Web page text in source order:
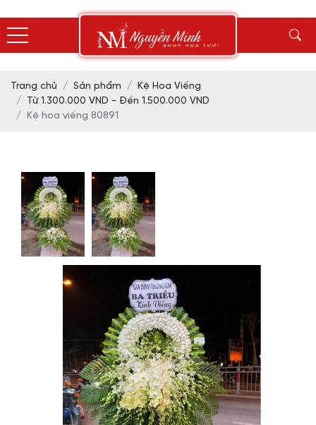
Trang chủ Sản phẩm
Kệ Hoa Viếng
Từ 1.300.000 VND - Đến 1.500.000 VND
Kệ hoa viếng 80891